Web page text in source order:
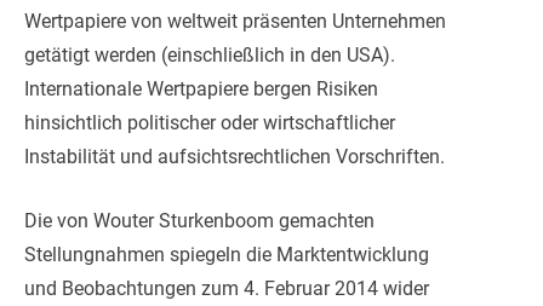
Wertpapiere von weltweit präsenten Unternehmen
getätigt werden (einschließlich in den USA).
Internationale Wertpapiere bergen Risiken
hinsichtlich politischer oder wirtschaftlicher
Instabilität und aufsichtsrechtlichen Vorschriften.
Die von Wouter Sturkenboom gemachten
Stellungnahmen spiegeln die Marktentwicklung
und Beobachtungen zum 4. Februar 2014 wider